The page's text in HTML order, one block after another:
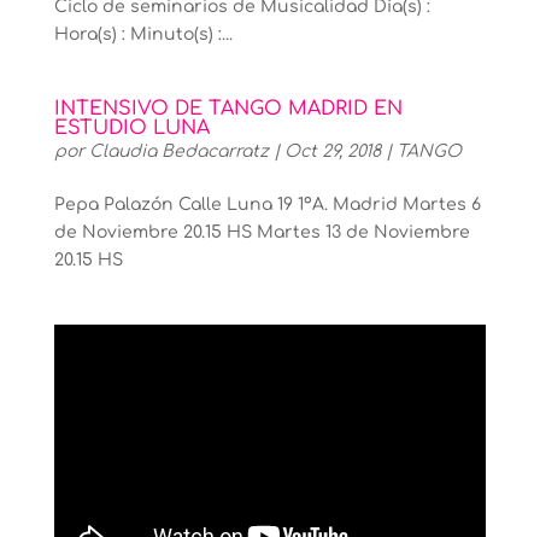
Ciclo de seminarios de Musicalidad Día(s) :
Hora(s) : Minuto(s) :...
INTENSIVO DE TANGO MADRID EN
ESTUDIO LUNA
por Claudia Bedacarratz| Oct 29, 2018| TANGO
Pepa Palazón Calle Luna 19 1ºA. Madrid Martes 6
de Noviembre 20.15 HS Martes 13 de Noviembre
20.15 HS